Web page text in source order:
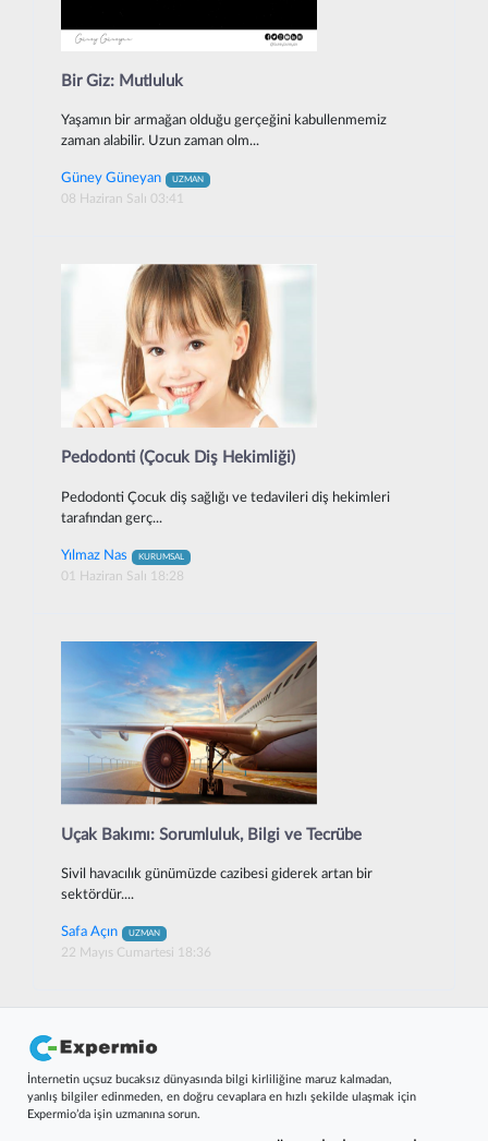
Bir Giz: Mutluluk
Yaşamın bir armağan olduğu gerçeğini kabullenmemiz
zaman alabilir. Uzun zaman olm...
Güney Güneyan UZMAN
08 Haziran Salı 03:41
Pedodonti (Çocuk Diş Hekimliği)
Pedodonti Çocuk diş sağlığı ve tedavileri diş hekimleri
tarafından gerç...
Yılmaz Nas KURUMSAL
01 Haziran Salı 18:28
Uçak Bakımı: Sorumluluk, Bilgi ve Tecrübe
Sivil havacılık günümüzde cazibesi giderek artan bir
sektördür....
Safa Açın UZMAN
22 Mayıs Cumartesi 18:36
İnternetin uçsuz bucaksız dünyasında bilgi kirliliğine maruz kalmadan,
yanlış bilgiler edinmeden, en doğru cevaplara en hızlı şekilde ulaşmak için
Expermio’da işin uzmanına sorun.